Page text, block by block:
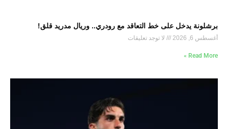
برشلونة يدخل على خط التعاقد مع رودري.. وريال مدريد قلق!
أغسطس 6, 2026 لا توجد تعليقات
Read More »